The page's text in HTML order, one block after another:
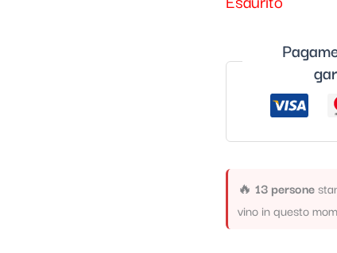
🔥13 persone
vino in questo